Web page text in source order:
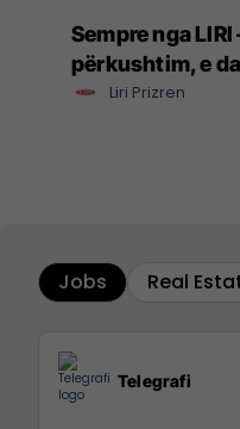
Sempre nga
përkushtim, e
Liri Prizren
Jobs Real
Telegrafi